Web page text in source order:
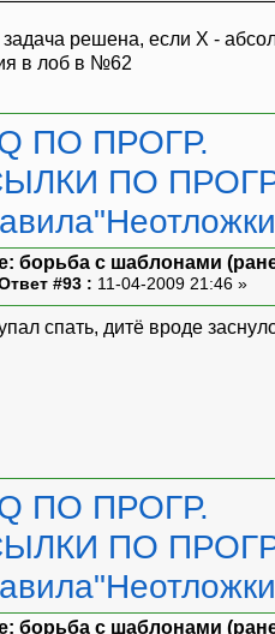
задача решена, если X -
в лоб в №62
ПО ПРОГР.
ПО
борьба с шаблонами
#93 : 11-04-2009 21:46 »
спать, дитё вроде
ПО ПРОГР.
ПО
борьба с шаблонами